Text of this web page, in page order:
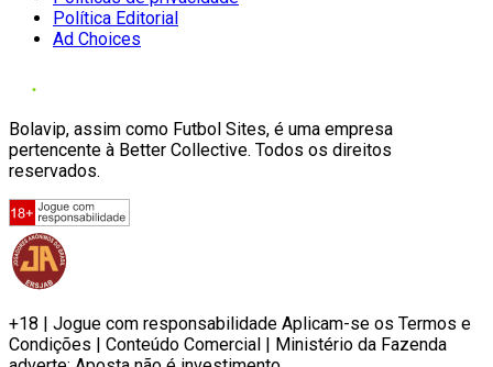
Política Editorial
Ad Choices
Bolavip, assim como Futbol Sites, é uma empresa
pertencente à Better Collective. Todos os direitos
reservados.
+18 | Jogue com responsabilidade Aplicam-se os Termos e
Condições | Conteúdo Comercial | Ministério da Fazenda